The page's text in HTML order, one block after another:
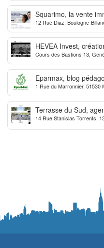
Squarimo, la vente
dynamise les
12 Rue Diaz, Boulogne-
HEVEA Invest,
Suisse
Cours des Bastions 13,
Eparmax, blog
personnelles
1 Rue du Marronnier, 51530
Terrasse du Sud,
14 Rue Stanislas Torrents,